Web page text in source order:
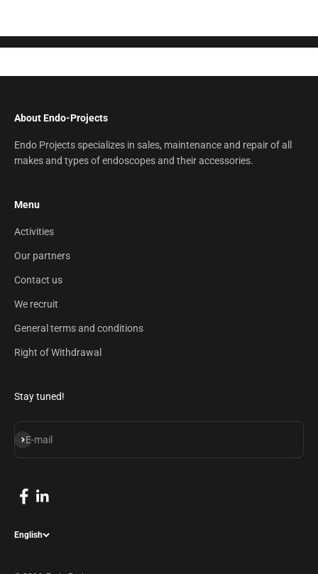
About Endo-Projects
Endo Projects specializes in sales, maintenance and repair of all
makes and types of endoscopes and their accessories.
Menu
Activities
Our partners
Contact us
We recruit
General terms and conditions
Right of Withdrawal
Stay tuned!
E-mail
Subscribe
English